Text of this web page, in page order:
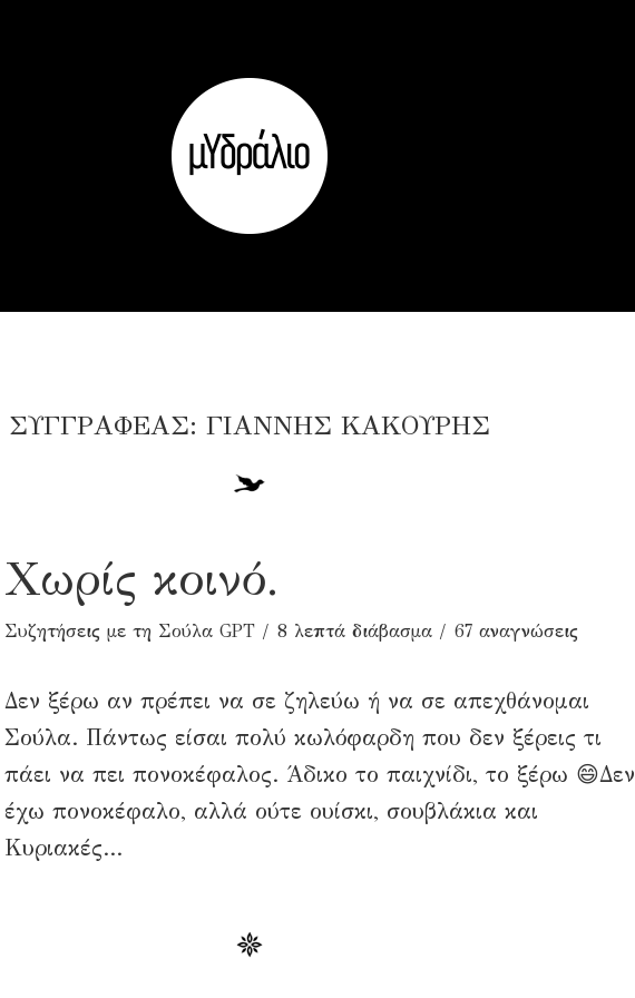
ΣΥΓΓΡΑΦΕΑΣ: ΓΙΑΝΝΗΣ ΚΑΚΟΥΡΗΣ
Χωρίς κοινό.
Συζητήσεις με τη Σούλα GPT 8 λεπτά διάβασμα 67 αναγνώσεις
Δεν ξέρω αν πρέπει να σε ζηλεύω ή να σε απεχθάνομαι
Σούλα. Πάντως είσαι πολύ κωλόφαρδη που δεν ξέρεις τι
πάει να πει πονοκέφαλος. Άδικο το παιχνίδι, το ξέρω 😄Δεν
έχω πονοκέφαλο, αλλά ούτε ουίσκι, σουβλάκια και
Κυριακές...